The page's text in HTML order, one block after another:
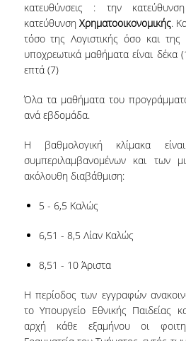
ΔΙΑΔΙΚΑΣΙΑ
ΔΕΔΟΜΕΝΑ
ΑΞΙΟΛΟΓΗΣΗ
ΑΠΟ
ΕΠΑΓΓΕΛΜΑΤΙΚΑ
ΑΔΕΙΑ ΑΣΚΗΣΗΣ
κατευθύνσεις : την
κατεύθυνση Χρηματοοικονομικής.
τόσο της Λογιστικής όσο και της
υποχρεωτικά μαθήματα είναι δέκα
επτά (7)
Όλα τα μαθήματα του
ανά εβδομάδα.
Η βαθμολογική κλίμακα
συμπεριλαμβανομένων και των
ακόλουθη διαβάθμιση:
5 - 6,5 Καλώς
6,51 - 8,5 Λίαν Καλώς
8,51 - 10 Άριστα
Η περίοδος των εγγραφών
το Υπουργείο Εθνικής Παιδείας
αρχή κάθε εξαμήνου οι